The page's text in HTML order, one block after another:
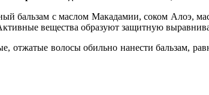
бальзам с маслом Макадамии, соком Алоэ,
вещества образуют защитную
отжатые волосы обильно нанести бальзам,